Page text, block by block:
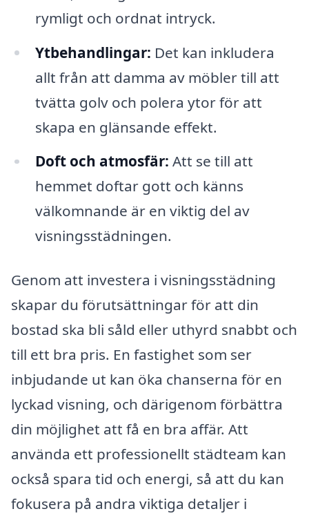
rymligt och ordnat intryck.
Ytbehandlingar: Det kan inkludera
allt från att damma av möbler till att
tvätta golv och polera ytor för att
skapa en glänsande effekt.
Doft och atmosfär: Att se till att
hemmet doftar gott och känns
välkomnande är en viktig del av
visningsstädningen.
Genom att investera i visningsstädning
skapar du förutsättningar för att din
bostad ska bli såld eller uthyrd snabbt och
till ett bra pris. En fastighet som ser
inbjudande ut kan öka chanserna för en
lyckad visning, och därigenom förbättra
din möjlighet att få en bra affär. Att
använda ett professionellt städteam kan
också spara tid och energi, så att du kan
fokusera på andra viktiga detaljer i